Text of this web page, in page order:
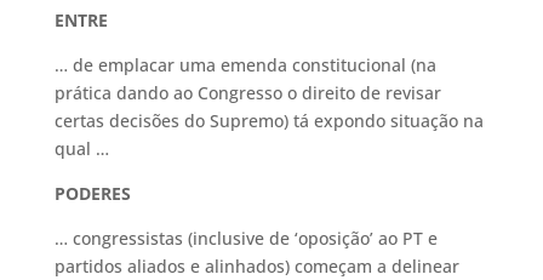
ENTRE
… de emplacar uma emenda constitucional (na
prática dando ao Congresso o direito de revisar
certas decisões do Supremo) tá expondo situação na
qual …
PODERES
… congressistas (inclusive de ‘oposição’ ao PT e
partidos aliados e alinhados) começam a delinear